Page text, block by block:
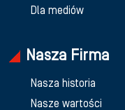
Dla mediów
Nasza Firma
Nasza historia
Nasze wartości